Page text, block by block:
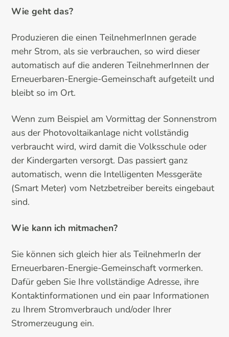
Wie geht das?
Produzieren die einen TeilnehmerInnen gerade
mehr Strom, als sie verbrauchen, so wird dieser
automatisch auf die anderen TeilnehmerInnen der
Erneuerbaren-Energie-Gemeinschaft aufgeteilt und
bleibt so im Ort.
Wenn zum Beispiel am Vormittag der Sonnenstrom
aus der Photovoltaikanlage nicht vollständig
verbraucht wird, wird damit die Volksschule oder
der Kindergarten versorgt. Das passiert ganz
automatisch, wenn die Intelligenten Messgeräte
(Smart Meter) vom Netzbetreiber bereits eingebaut
sind.
Wie kann ich mitmachen?
Sie können sich gleich hier als TeilnehmerIn der
Erneuerbaren-Energie-Gemeinschaft vormerken.
Dafür geben Sie Ihre vollständige Adresse, ihre
Kontaktinformationen und ein paar Informationen
zu Ihrem Stromverbrauch und/oder Ihrer
Stromerzeugung ein.